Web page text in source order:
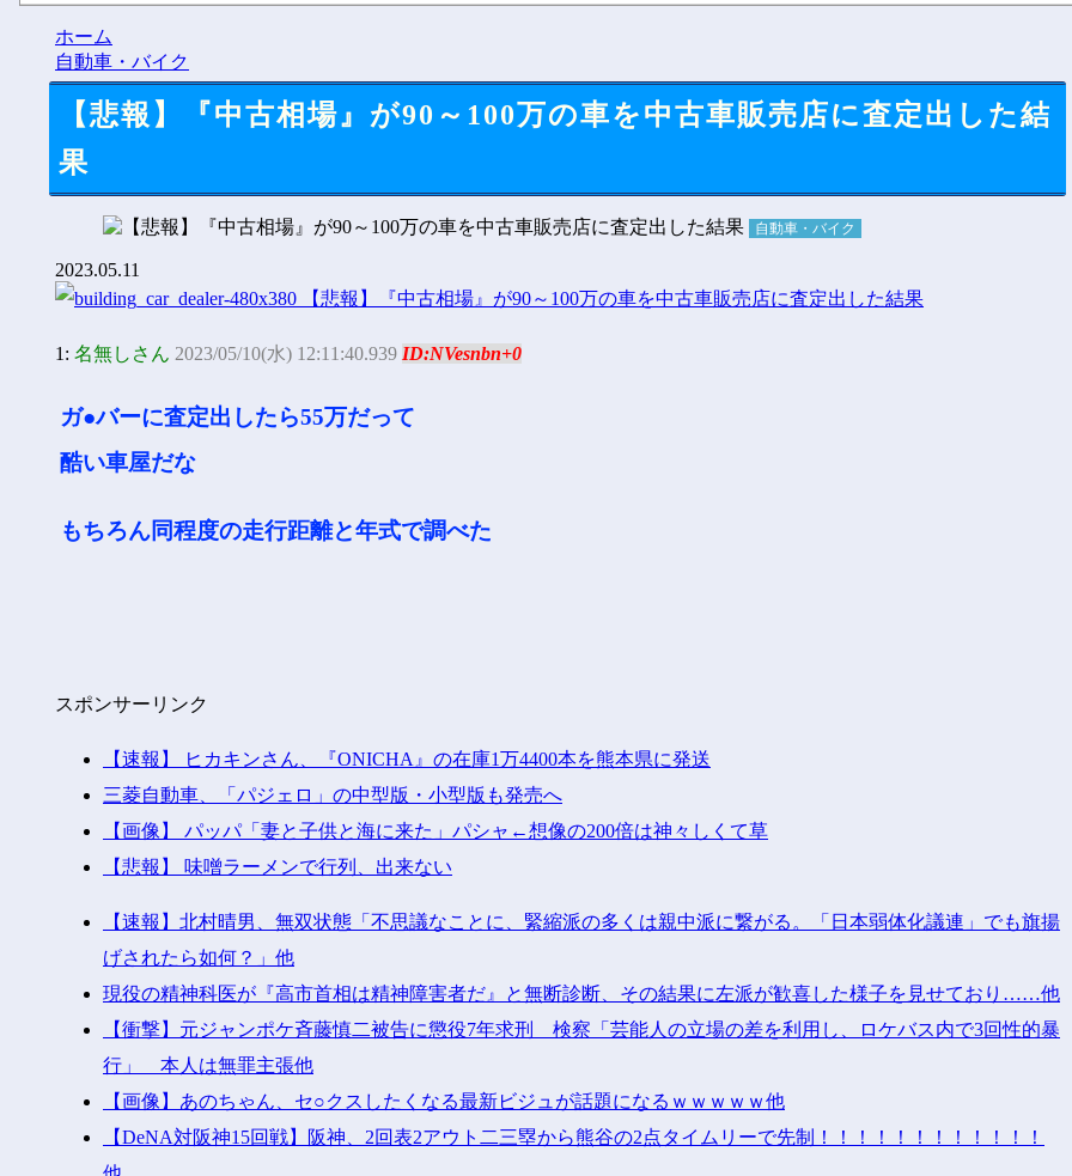
「ドカ食いダイスキ！もちづきさん」TVアニメ化他
ホーム
自動車・バイク
【悲報】『中古相場』が90～100万の車を中古車販売店に査定出した結
果
自動車・バイク
2023.05.11
1: 名無しさん 2023/05/10(水) 12:11:40.939 ID:NVesnbn+0
ガ●バーに査定出したら55万だって
酷い車屋だな
もちろん同程度の走行距離と年式で調べた
スポンサーリンク
【速報】 ヒカキンさん、『ONICHA』の在庫1万4400本を熊本県に発送
三菱自動車、「パジェロ」の中型版・小型版も発売へ
【画像】 パッパ「妻と子供と海に来た」パシャ←想像の200倍は神々しくて草
【悲報】 味噌ラーメンで行列、出来ない
【速報】北村晴男、無双状態「不思議なことに、緊縮派の多くは親中派に繋がる。「日本弱体化議連」でも旗揚
げされたら如何？」他
現役の精神科医が『高市首相は精神障害者だ』と無断診断、その結果に左派が歓喜した様子を見せており……他
【衝撃】元ジャンポケ斉藤慎二被告に懲役7年求刑 検察「芸能人の立場の差を利用し、ロケバス内で3回性的暴
行」 本人は無罪主張他
【画像】あのちゃん、セ○クスしたくなる最新ビジュが話題になるｗｗｗｗｗ他
【DeNA対阪神15回戦】阪神、2回表2アウト二三塁から熊谷の2点タイムリーで先制！！！！！！！！！！！！